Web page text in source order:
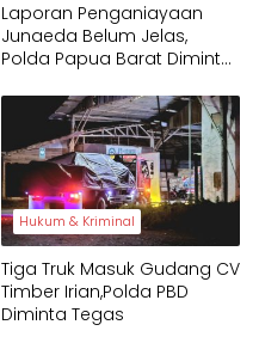
Laporan Penganiayaan
Junaeda Belum Jelas,
Polda Papua Barat Diminta
Hukum & Kriminal
Tiga Truk Masuk Gudang CV
Timber Irian,Polda PBD
Diminta Tegas